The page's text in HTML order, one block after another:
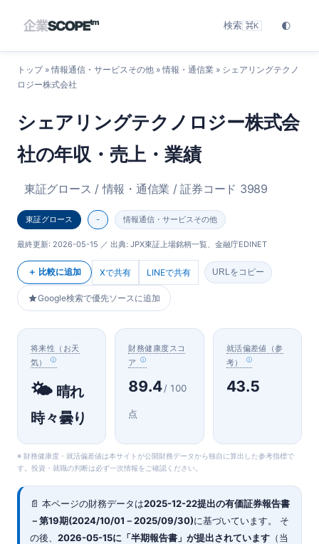
検索 ⌘K 🌓
トップ» 情報通信・サービスその他 » 情報・通信業 » シェアリングテクノ
ロジー株式会社
シェアリングテクノロジー株式会
社の年収・売上・業績
東証グロース / 情報・通信業 / 証券コード 3989
東証グロース - 情報通信・サービスその他
最終更新: 2026-05-15 ／ 出典: JPX東証上場銘柄一覧、金融庁EDINET
＋ 比較に追加 Xで共有 LINEで共有 URLをコピー
Google検索で優先ソースに追加
将来性（お天
気）
🌤️晴れ
時々曇り
財務健康度スコ
ア
89.4 / 100
点
就活偏差値（参
考）
43.5
※ 財務健康度・就活偏差値は本サイトが公開財務データから独自に算出した参考指標で
す。投資・就職の判断は必ず一次情報をご確認ください。
📄 本ページの財務データは2025-12-22提出の有価証券報告書
－第19期(2024/10/01－2025/09/30)に基づいています。 そ
の後、 2026-05-15に「半期報告書」が提出されています （当